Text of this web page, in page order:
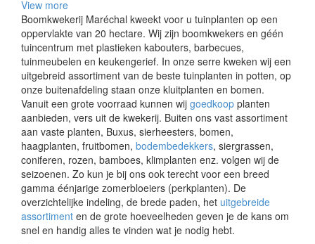
View more
Boomkwekerij Maréchal kweekt voor u tuinplanten op een
oppervlakte van 20 hectare. Wij zijn boomkwekers en géén
tuincentrum met plastieken kabouters, barbecues,
tuinmeubelen en keukengerief. In onze serre kweken wij een
uitgebreid assortiment van de beste tuinplanten in potten, op
onze buitenafdeling staan onze kluitplanten en bomen.
Vanuit een grote voorraad kunnen wij goedkoop planten
aanbieden, vers uit de kwekerij. Buiten ons vast assortiment
aan vaste planten, Buxus, sierheesters, bomen,
haagplanten, fruitbomen, bodembedekkers, siergrassen,
coniferen, rozen, bamboes, klimplanten enz. volgen wij de
seizoenen. Zo kun je bij ons ook terecht voor een breed
gamma éénjarige zomerbloeiers (perkplanten). De
overzichtelijke indeling, de brede paden, het uitgebreide
assortiment en de grote hoeveelheden geven je de kans om
snel en handig alles te vinden wat je nodig hebt.